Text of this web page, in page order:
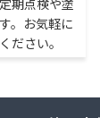
期点検や塗
。お気軽に
ださい。